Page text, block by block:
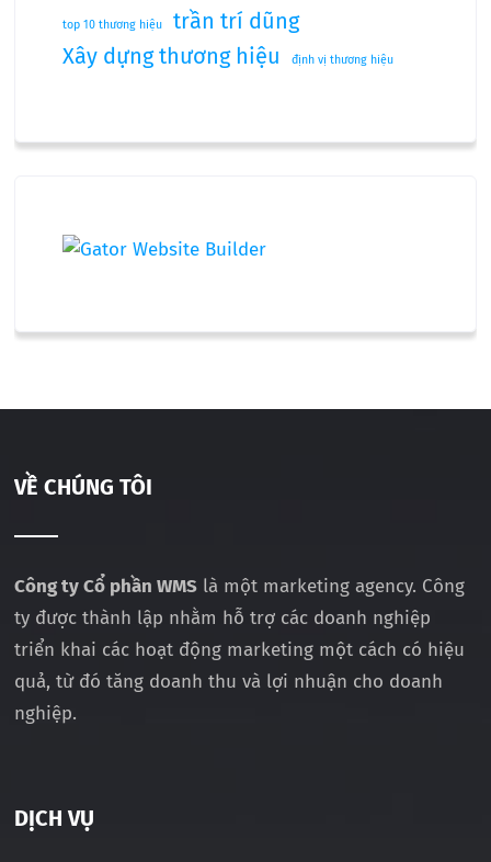
top 10 thương hiệu
trần trí dũng
Xây dựng thương hiệu
định vị thương hiệu
VỀ CHÚNG TÔI
Công ty Cổ phần WMS là một marketing agency. Công
ty được thành lập nhằm hỗ trợ các doanh nghiệp
triển khai các hoạt động marketing một cách có hiệu
quả, từ đó tăng doanh thu và lợi nhuận cho doanh
nghiệp.
DỊCH VỤ